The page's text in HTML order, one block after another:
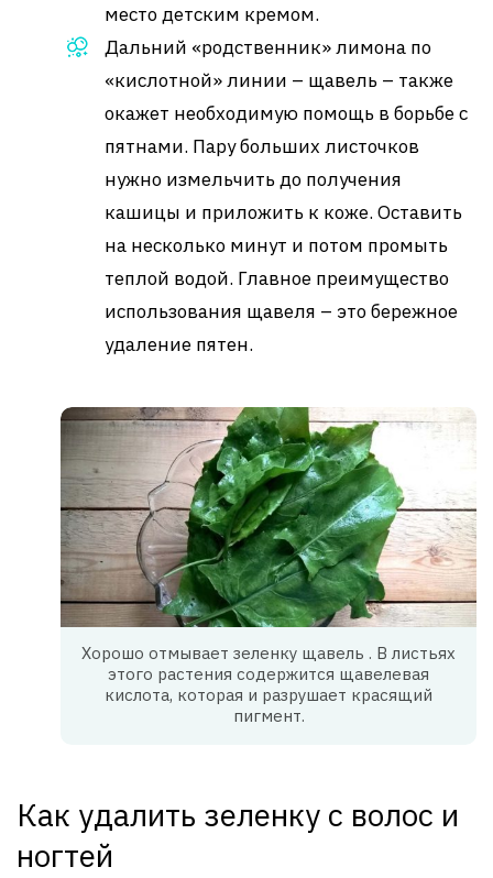
место детским кремом.
Дальний «родственник» лимона по
«кислотной» линии – щавель – также
окажет необходимую помощь в борьбе с
пятнами. Пару больших листочков
нужно измельчить до получения
кашицы и приложить к коже. Оставить
на несколько минут и потом промыть
теплой водой. Главное преимущество
использования щавеля – это бережное
удаление пятен.
Хорошо отмывает зеленку щавель . В листьях
этого растения содержится щавелевая
кислота, которая и разрушает красящий
пигмент.
Как удалить зеленку с волос и
ногтей